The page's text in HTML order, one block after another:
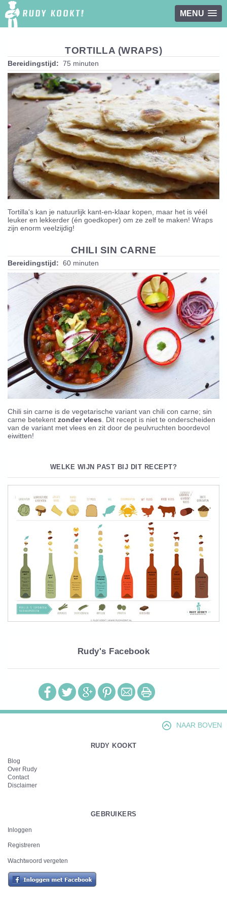
MENU
TORTILLA (WRAPS)
Bereidingstijd: 75 minuten
Tortilla's kan je natuurlijk kant-en-klaar kopen, maar het is véél
leuker en lekkerder (én goedkoper) om ze zelf te maken! Wraps
zijn enorm veelzijdig!
CHILI SIN CARNE
Bereidingstijd: 60 minuten
Chili sin carne is de vegetarische variant van chili con carne; sin
carne betekent zonder vlees . Dit recept is niet te onderscheiden
van de variant met vlees en zit door de peulvruchten boordevol
eiwitten!
WELKE WIJN PAST BIJ DIT RECEPT?
Rudy's Facebook
NAAR BOVEN
RUDY KOOKT
Blog
Over Rudy
Contact
Disclaimer
GEBRUIKERS
Inloggen
Registreren
Wachtwoord vergeten